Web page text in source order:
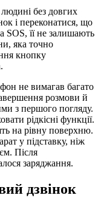
без довгих
і переконатися, що
SOS, її не залишають
яка точно
кнопку
не вимагав багато
розмови й
з першого погляду.
рідкісні функції.
на рівну поверхню.
у підставку, ніж
Після
заряджання.
дзвінок